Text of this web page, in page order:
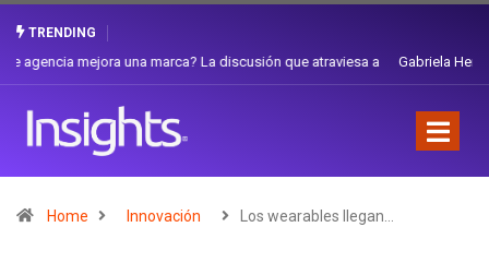
TRENDING
Gabriela Herrera y el arte de cambiarse el sombrero en Corporación
Home Innovación Los wearables llegan…